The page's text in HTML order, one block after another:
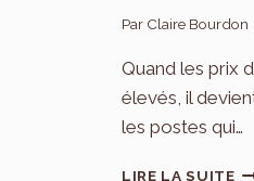
Par Claire Bourdon
Quand les prix
élevés, il
les postes qui…
LIRE LA SUITE